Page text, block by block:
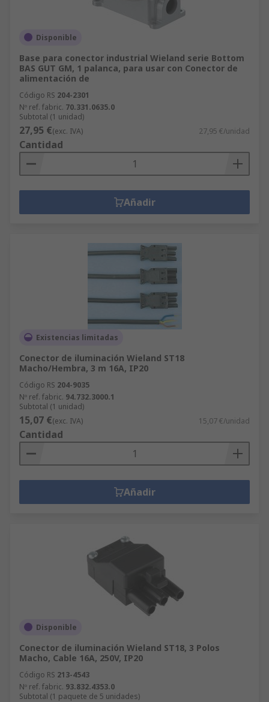
Disponible
Base para conector industrial Wieland serie Bottom
BAS GUT GM, 1 palanca, para usar con Conector de
alimentación de
Código RS 204-2301
Nº ref. fabric. 70.331.0635.0
Subtotal (1 unidad)
27,95 €(exc. IVA) 27,95 €/unidad
Cantidad
Añadir
Existencias limitadas
Conector de iluminación Wieland ST18
Macho/Hembra, 3 m 16A, IP20
Código RS 204-9035
Nº ref. fabric. 94.732.3000.1
Subtotal (1 unidad)
15,07 €(exc. IVA) 15,07 €/unidad
Cantidad
Añadir
Disponible
Conector de iluminación Wieland ST18, 3 Polos
Macho, Cable 16A, 250V, IP20
Código RS 213-4543
Nº ref. fabric. 93.832.4353.0
Subtotal (1 paquete de 5 unidades)